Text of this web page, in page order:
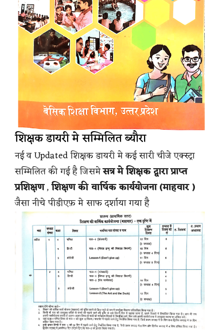
शिक्षक डायरी मे सम्मिलित ब्यौरा
नई व Updated शिक्षक डायरी मे कई सारी चीजे एक्स्ट्रा
सम्मिलित की गई है जिसमेसत्र मे शिक्षक द्वारा प्राप्त
प्रशिक्षण,शिक्षण की वार्षिक कार्ययोजना (माहवार )
जैसा नीचे पीडीएफ़ मे साफ दर्शाया गया है